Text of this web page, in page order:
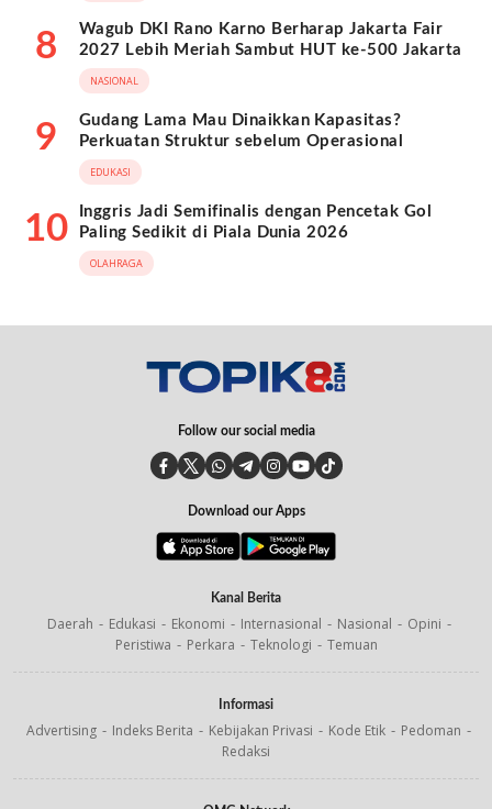
8
Wagub DKI Rano Karno Berharap Jakarta Fair
2027 Lebih Meriah Sambut HUT ke-500 Jakarta
NASIONAL
9
Gudang Lama Mau Dinaikkan Kapasitas?
Perkuatan Struktur sebelum Operasional
EDUKASI
10
Inggris Jadi Semifinalis dengan Pencetak Gol
Paling Sedikit di Piala Dunia 2026
OLAHRAGA
Follow our social media
Download our Apps
Kanal Berita
Daerah Edukasi Ekonomi Internasional Nasional
Opini
Peristiwa
Perkara Teknologi Temuan
Informasi
Advertising Indeks Berita Kebijakan Privasi Kode Etik
Pedoman
Redaksi